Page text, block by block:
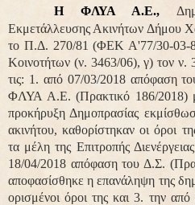
Η ΦΛΥΑ Α.Ε.,
Εκμετάλλευσης Ακινήτων Δήμου
το Π.Δ. 270/81 (ΦΕΚ Α'77/30-03-
Κοινοτήτων (ν. 3463/06), γ) τον ν.
τις: 1. από 07/03/2018 απόφαση
ΦΛΥΑ Α.Ε. (Πρακτικό 186/2018)
προκήρυξη Δημοπρασίας
ακινήτου, καθορίστηκαν οι όροι
τα μέλη της Επιτροπής
18/04/2018 απόφαση του Δ.Σ.
αποφασίσθηκε η επανάληψη της
ορισμένοι όροι της και 3. την